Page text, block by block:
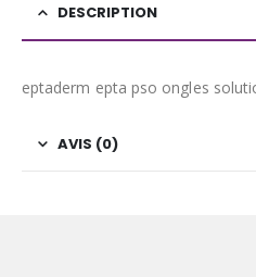
DESCRIPTION
eptaderm epta pso ongles
AVIS (0)